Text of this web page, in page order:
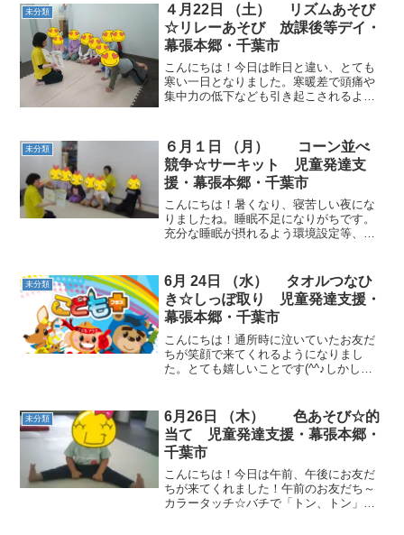
未分類
４月22日 （土） リズムあそび
☆リレーあそび 放課後等デイ・
幕張本郷・千葉市
こんにちは！今日は昨日と違い、とても
寒い一日となりました。寒暖差で頭痛や
集中力の低下なども引き起こされるよう
になり、音楽が止まったらカラーコーン
を取りました。最後はみ...
未分類
６月１日 （月） コーン並べ
競争☆サーキット 児童発達支
援・幕張本郷・千葉市
こんにちは！暑くなり、寝苦しい夜にな
りましたね。睡眠不足になりがちです。
充分な睡眠が摂れるよう環境設定等、工
回でかかしのポーズをしました。音の回
数を聞き分けることを目...
未分類
6月 24日 （水） タオルつなひ
き☆しっぽ取り 児童発達支援・
幕張本郷・千葉市
こんにちは！通所時に泣いていたお友だ
ちが笑顔で来てくれるようになりまし
た。とても嬉しいことです(^^♪しかし、
しっかり子どもたちの様子を見ていきた
いと思います。動物ごっ...
未分類
6月26日 （木） 色あそび☆的
当て 児童発達支援・幕張本郷・
千葉市
こんにちは！今日は午前、午後にお友だ
ちが来てくれました！午前のお友だち～
カラータッチ☆バチで「トン、トン」と